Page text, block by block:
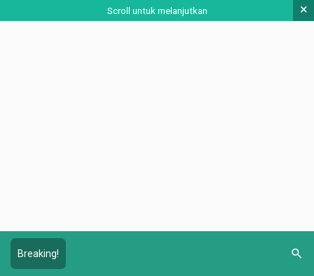
Scroll untuk melanjutkan ×
Breaking! search